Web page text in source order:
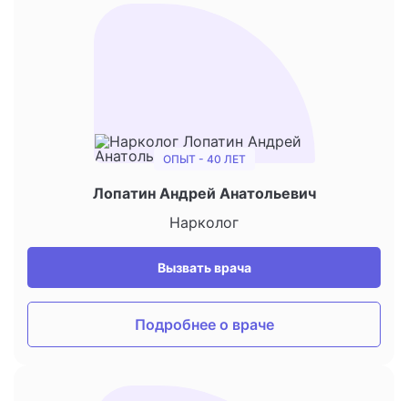
ОПЫТ - 40 ЛЕТ
Лопатин Андрей Анатольевич
Нарколог
Вызвать врача
Подробнее о враче